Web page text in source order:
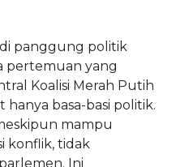
panggung politik
pertemuan yang
Koalisi Merah Putih
hanya basa-basi politik.
mampu
konflik, tidak
Ini